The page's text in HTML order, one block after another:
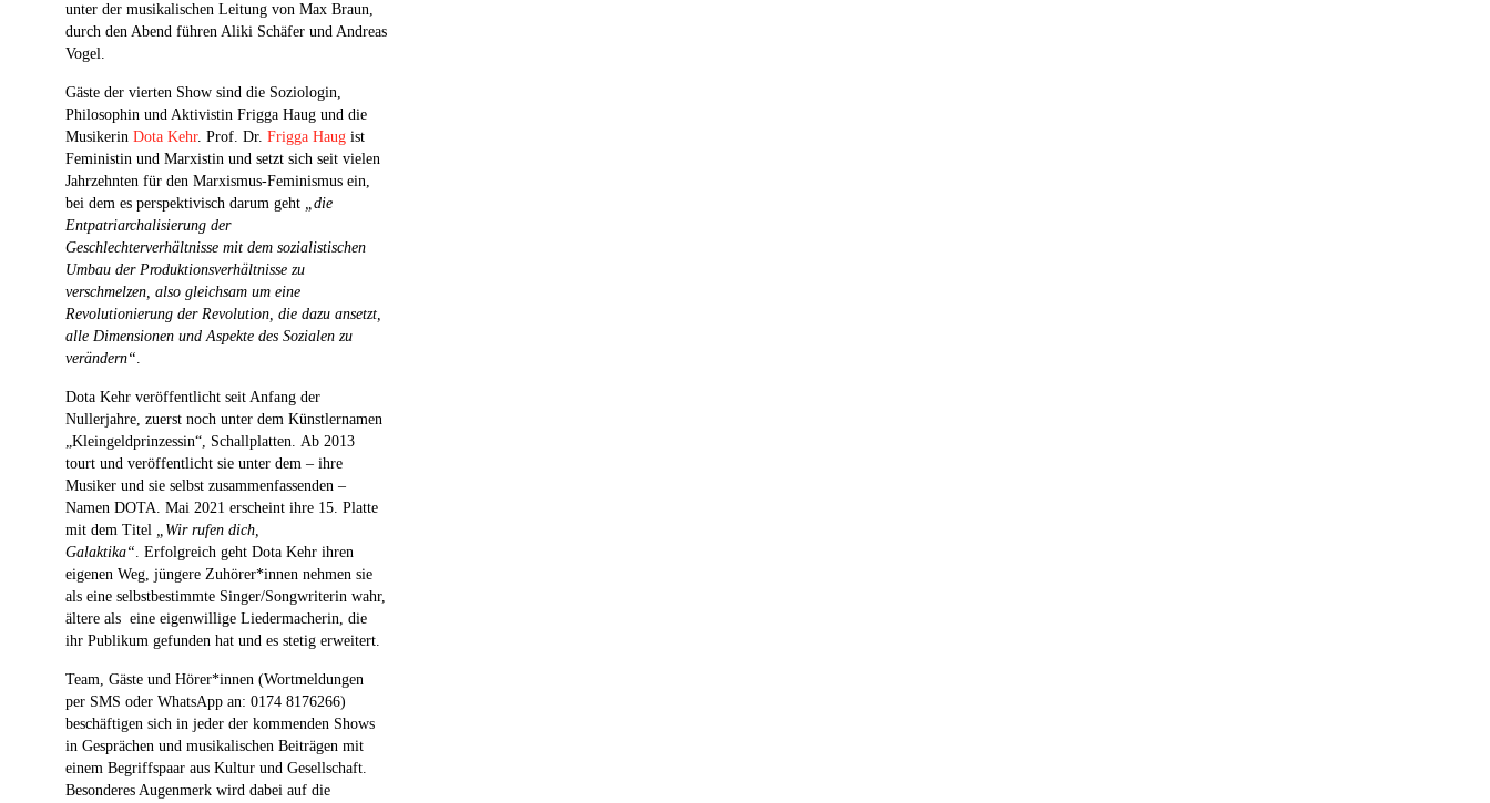
unter der musikalischen Leitung von Max Braun,
durch den Abend führen Aliki Schäfer und Andreas
Vogel.
Gäste der vierten Show sind die Soziologin,
Philosophin und Aktivistin Frigga Haug und die
Musikerin Dota Kehr. Prof. Dr. Frigga Haug ist
Feministin und Marxistin und setzt sich seit vielen
Jahrzehnten für den Marxismus-Feminismus ein,
bei dem es perspektivisch darum geht „die
Entpatriarchalisierung der
Geschlechterverhältnisse mit dem sozialistischen
Umbau der Produktionsverhältnisse zu
verschmelzen, also gleichsam um eine
Revolutionierung der Revolution, die dazu ansetzt,
alle Dimensionen und Aspekte des Sozialen zu
verändern“.
Dota Kehr veröffentlicht seit Anfang der
Nullerjahre, zuerst noch unter dem Künstlernamen
„Kleingeldprinzessin“, Schallplatten. Ab 2013
tourt und veröffentlicht sie unter dem – ihre
Musiker und sie selbst zusammenfassenden –
Namen DOTA. Mai 2021 erscheint ihre 15. Platte
mit dem Titel „Wir rufen dich,
Galaktika“. Erfolgreich geht Dota Kehr ihren
eigenen Weg, jüngere Zuhörer*innen nehmen sie
als eine selbstbestimmte Singer/Songwriterin wahr,
ältere als eine eigenwillige Liedermacherin, die
ihr Publikum gefunden hat und es stetig erweitert.
Team, Gäste und Hörer*innen (Wortmeldungen
per SMS oder WhatsApp an: 0174 8176266)
beschäftigen sich in jeder der kommenden Shows
in Gesprächen und musikalischen Beiträgen mit
einem Begriffspaar aus Kultur und Gesellschaft.
Besonderes Augenmerk wird dabei auf die